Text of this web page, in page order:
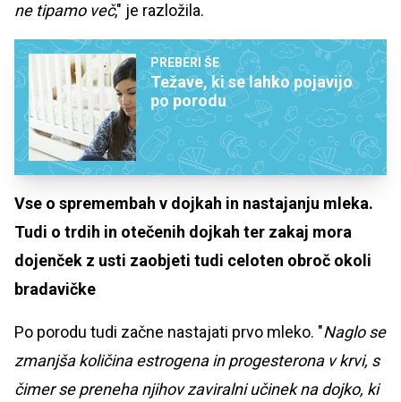
ne tipamo več," je razložila.
PREBERI ŠE
Težave, ki se lahko pojavijo
po porodu
Vse o spremembah v dojkah in nastajanju mleka.
Tudi o trdih in otečenih dojkah ter zakaj mora
dojenček z usti zaobjeti tudi celoten obroč okoli
bradavičke
Po porodu tudi začne nastajati prvo mleko. "Naglo se
zmanjša količina estrogena in progesterona v krvi, s
čimer se preneha njihov zaviralni učinek na dojko, ki